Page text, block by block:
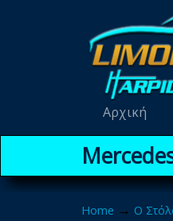
Αρχική
Navigation
Home → Ο